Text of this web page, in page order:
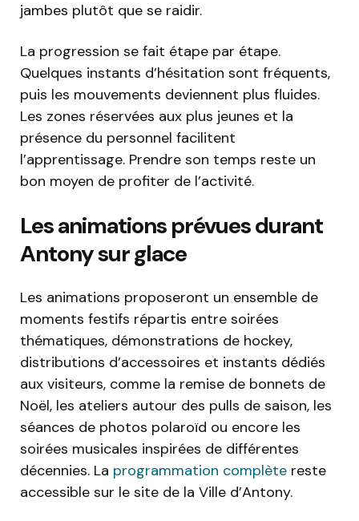
jambes plutôt que se raidir.
La progression se fait étape par étape.
Quelques instants d’hésitation sont fréquents,
puis les mouvements deviennent plus fluides.
Les zones réservées aux plus jeunes et la
présence du personnel facilitent
l’apprentissage. Prendre son temps reste un
bon moyen de profiter de l’activité.
Les animations prévues durant
Antony sur glace
Les animations proposeront un ensemble de
moments festifs répartis entre soirées
thématiques, démonstrations de hockey,
distributions d’accessoires et instants dédiés
aux visiteurs, comme la remise de bonnets de
Noël, les ateliers autour des pulls de saison, les
séances de photos polaroïd ou encore les
soirées musicales inspirées de différentes
décennies. La programmation complète reste
accessible sur le site de la Ville d’Antony.